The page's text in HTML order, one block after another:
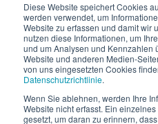
Diese Website speichert Cookies
werden verwendet, um
Website zu erfassen und damit wir
nutzen diese Informationen, um
und um Analysen und Kennzahlen
Website und anderen Medien-
von uns eingesetzten Cookies
Datenschutzrichtlinie.
Wenn Sie ablehnen, werden Ihre
Website nicht erfasst. Ein
gesetzt, um daran zu erinnern,